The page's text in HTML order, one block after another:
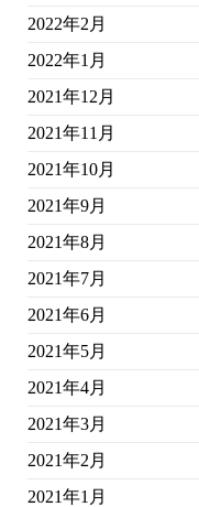
2022年2月
2022年1月
2021年12月
2021年11月
2021年10月
2021年9月
2021年8月
2021年7月
2021年6月
2021年5月
2021年4月
2021年3月
2021年2月
2021年1月